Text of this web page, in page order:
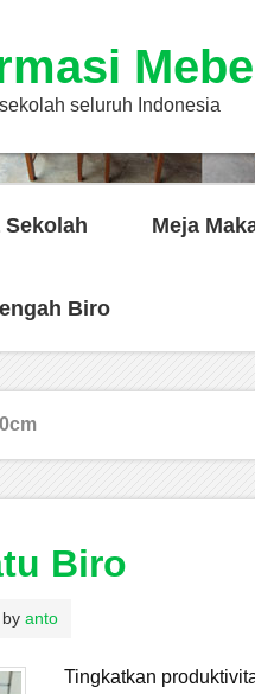
seluruh Indonesia
Sekolah Meja
Biro
Biro
by anto
Tingkatkan